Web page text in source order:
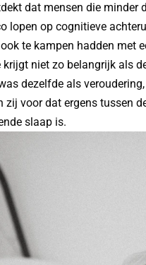
dat mensen die minder
lopen op cognitieve
te kampen hadden met
krijgt niet zo belangrijk als
dezelfde als
voor dat ergens tussen
slaap is.